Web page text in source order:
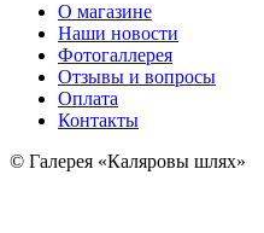
О магазине
Наши новости
Фотогаллерея
Отзывы и вопросы
Оплата
Контакты
© Галерея «Каляровы шлях»